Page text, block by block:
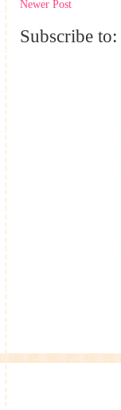
Newer Post
Subscribe to: